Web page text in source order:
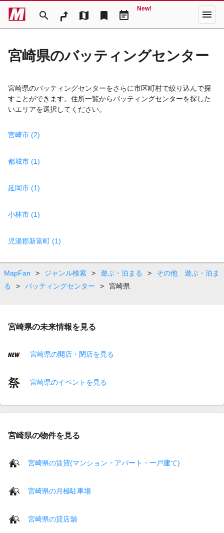
search map bookmark event_note
New! menu
宮崎県のバッティングセンター
宮崎県のバッティングセンターをさらに市区町村で絞り込んで探
すことができます。住所一覧からバッティングセンターを探した
いエリアを選択してください。
宮崎市 (2)
都城市 (1)
延岡市 (1)
小林市 (1)
児湯郡新富町 (1)
MapFan > ジャンル検索 > 遊ぶ・泊まる >
その他 遊ぶ・泊ま
る
> バッティングセンター > 宮崎県
宮崎県の未来情報を見る
宮崎県の開店・閉店を見る
宮崎県のイベントを見る
宮崎県の物件を見る
宮崎県の賃貸(マンション・アパート・一戸建て)
宮崎県の月極駐車場
宮崎県の貸店舗